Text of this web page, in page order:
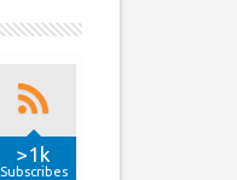
>1k
Subscribes